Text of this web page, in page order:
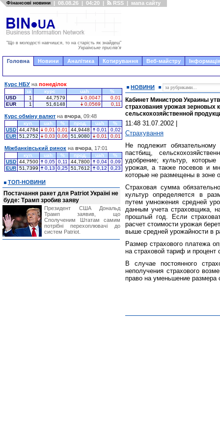
Фінансові новини | 08.08.26 | 04:20 | RSS | мапа сайту
"Що в молодості навчишся, то на старість як знайдеш"
Українське прислів'я
Головна Новини Аналітика Котирування Веб-майстру
НОВИНИ
Кабинет Министров Украины
страхования урожая зерновых
сельскохозяйственной
11:48 31.07.2002
Страхування
Не подлежит
пастбищ,
удобрение; культур,
урожая, а также посевов и
которые не размещены в зоне
Страховая сумма
культур определяется в
путем умножения средней
данным учета страховщика,
прошлый год. Если
расчет стоимости урожая
выше средней урожайности в
Размер страхового платежа
на страховой тариф и процент
В случае постоянного
неполучения страхового
право на уменьшение размера
Курс НБУ на понеділок
за курс uah
%
USD
1 44,7579 0,0047
0,01
EUR
1 51,6148 0,0569 0,11
Курс обміну валют на вчора , 09:48
куп. uah % прод. uah
%
USD 44,4784 0,01 0,01 44,9448 0,01
0,02
EUR 51,2752 0,03 0,06 51,9080 0,01 0,01
Міжбанківський ринок на вчора , 17:01
куп. uah % прод. uah
%
USD 44,7500 0,05 0,11 44,7800 0,04
0,09
EUR 51,7399 0,13 0,25 51,7612 0,12 0,23
ТОП-НОВИНИ
Постачання ракет для Patriot Україні не
буде: Трамп зробив заяву
Президент США Дональд
Трамп заявив, що
Сполученим Штатам самим
потрібні перехоплювачі до
систем Patriot.